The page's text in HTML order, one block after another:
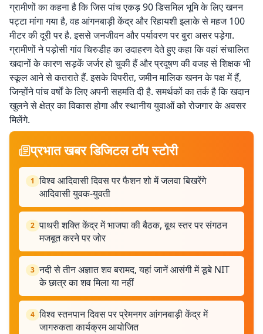
ग्रामीणों का कहना है कि जिस पांच एकड़ 90 डिसमिल भूमि के लिए खनन
पट्टा मांगा गया है, वह आंगनबाड़ी केंद्र और रिहायशी इलाके से महज 100
मीटर की दूरी पर है. इससे जनजीवन और पर्यावरण पर बुरा असर पड़ेगा.
ग्रामीणों ने पड़ोसी गांव चिरुडीह का उदाहरण देते हुए कहा कि वहां संचालित
खदानों के कारण सड़कें जर्जर हो चुकी हैं और प्रदूषण की वजह से शिक्षक भी
स्कूल आने से कतराते हैं. इसके विपरीत, जमीन मालिक खनन के पक्ष में हैं,
जिन्होंने पांच वर्षों के लिए अपनी सहमति दी है. समर्थकों का तर्क है कि खदान
खुलने से क्षेत्र का विकास होगा और स्थानीय युवाओं को रोजगार के अवसर
मिलेंगे.
प्रभात खबर डिजिटल टॉप स्टोरी
1 विश्व आदिवासी दिवस पर फैशन शो में जलवा बिखरेंगे
आदिवासी युवक-युवती
2 पाथरी शक्ति केंद्र में भाजपा की बैठक, बूथ स्तर पर संगठन
मजबूत करने पर जोर
3 नदी से तीन अज्ञात शव बरामद, यहां जानें आसंगी में डूबे NIT
के छात्र का शव मिला या नहीं
4 विश्व स्तनपान दिवस पर प्रेमनगर आंगनबाड़ी केंद्र में
जागरुकता कार्यक्रम आयोजित